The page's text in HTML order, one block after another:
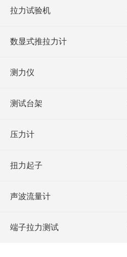
拉力试验机
数显式推拉力计
测力仪
测试台架
压力计
扭力起子
声波流量计
端子拉力测试